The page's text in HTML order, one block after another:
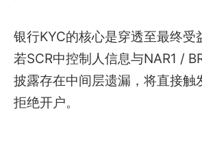
银行KYC的核心是穿透至最终受
若SCR中控制人信息与NAR1 /
披露存在中间层遗漏，将直接触
拒绝开户。